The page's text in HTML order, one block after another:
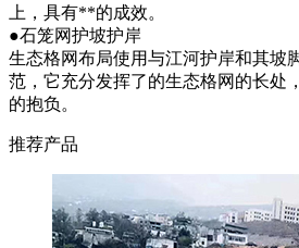
上，具有**的成效。
●石笼网护坡护岸
生态格网布局使用与江河护岸和其坡
范，它充分发挥了的生态格网的长处
的抱负。
推荐产品